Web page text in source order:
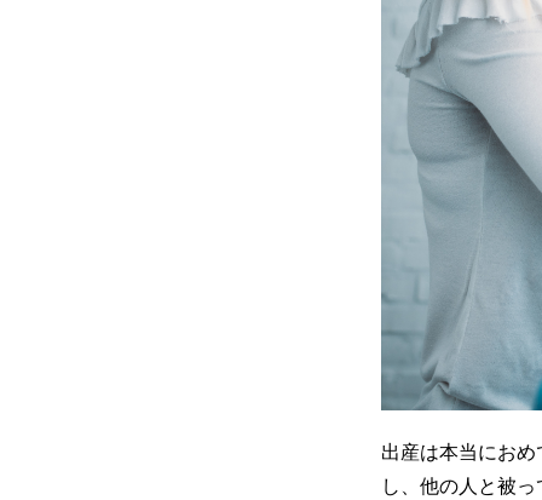
出産は本当にお
し、他の人と被